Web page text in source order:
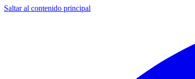
Saltar al contenido principal